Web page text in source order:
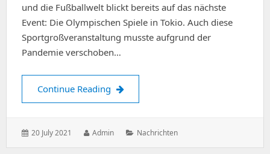
und die Fußballwelt blickt bereits auf das nächste
Event: Die Olympischen Spiele in Tokio. Auch diese
Sportgroßveranstaltung musste aufgrund der
Pandemie verschoben…
Continue Reading Prognosen für den Fußball bei den
Posted
20 July 2021 Author:
Admin Categories:
Nachrichten